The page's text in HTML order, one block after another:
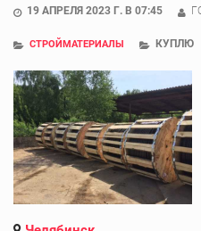
19 АПРЕЛЯ 2023 Г. В 07:45
СТРОЙМАТЕРИАЛЫ КУПЛЮ